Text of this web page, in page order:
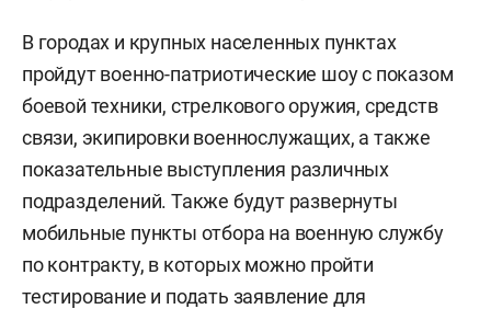
В городах и крупных населенных пунктах
пройдут военно-патриотические шоу с показом
боевой техники, стрелкового оружия, средств
связи, экипировки военнослужащих, а также
показательные выступления различных
подразделений. Также будут развернуты
мобильные пункты отбора на военную службу
по контракту, в которых можно пройти
тестирование и подать заявление для